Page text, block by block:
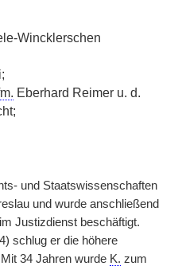
Wincklerschen
Eberhard Reimer u. d.
und Staatswissenschaften
und wurde anschließend
Justizdienst beschäftigt.
schlug er die höhere
34 Jahren wurde K. zum